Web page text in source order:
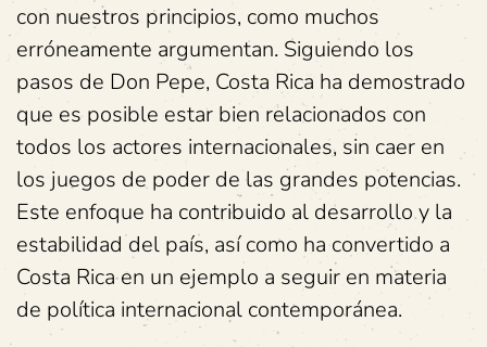
con nuestros principios, como muchos
erróneamente argumentan. Siguiendo los
pasos de Don Pepe, Costa Rica ha demostrado
que es posible estar bien relacionados con
todos los actores internacionales, sin caer en
los juegos de poder de las grandes potencias.
Este enfoque ha contribuido al desarrollo y la
estabilidad del país, así como ha convertido a
Costa Rica en un ejemplo a seguir en materia
de política internacional contemporánea.